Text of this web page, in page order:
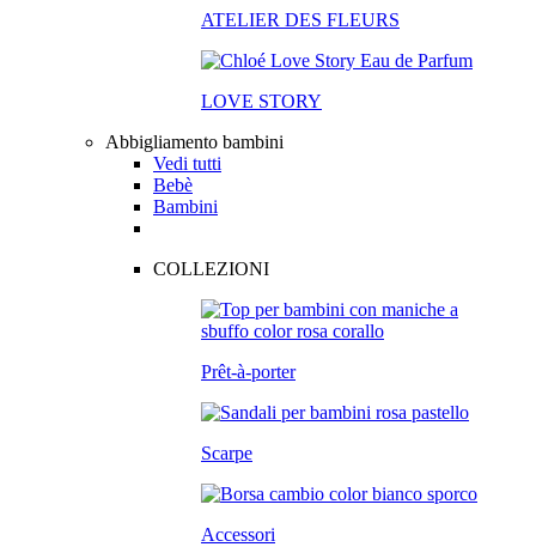
ATELIER DES FLEURS
LOVE STORY
Abbigliamento bambini
Vedi tutti
Bebè
Bambini
COLLEZIONI
Prêt-à-porter
Scarpe
Accessori